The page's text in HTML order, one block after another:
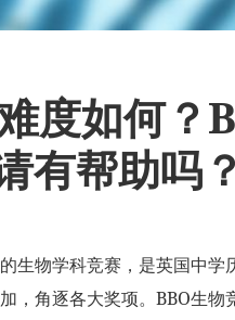
度如何？
有帮助吗？
生物学科竞赛，是英国中学
，角逐各大奖项。BBO生物